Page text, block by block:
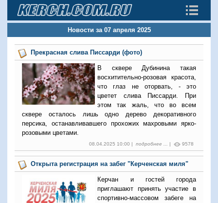
Новости за 07 апреля 2025
Прекрасная слива Писсарди (фото)
В сквере Дубинина такая
восхитительно-розовая красота,
что глаз не оторвать, - это
цветет слива Писсарди. При
этом так жаль, что во всем
сквере осталось лишь одно дерево декоративного
персика, останавливавшего прохожих махровыми ярко-
розовыми цветами.
08.04.2025 10:00 | подробнее ... | 9578
Открыта регистрация на забег "Керченская миля"
Керчан и гостей города
приглашают принять участие в
спортивно-массовом забеге на